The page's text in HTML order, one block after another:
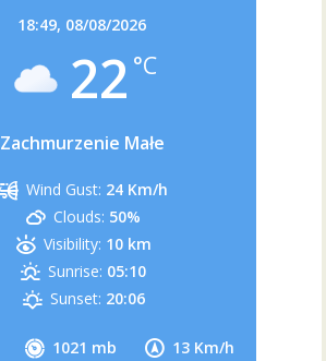
18:49, 08/08/2026
22 °C
Zachmurzenie Małe
1021 mb 13 Km/h
Wind Gust: 24 Km/h
Clouds: 50%
Visibility: 10 km
Sunrise: 05:10
Sunset: 20:06